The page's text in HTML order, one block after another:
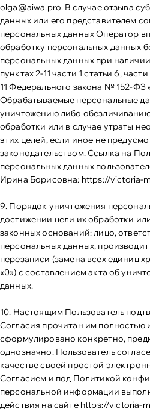
olga@aiwa.pro. В случае отзыва
данных или его представителем
персональных данных Оператор
обработку персональных данных
персональных данных при
пунктах 2-11 части 1 статьи 6,
11 Федерального закона № 152-ФЗ
Обрабатываемые персональные
уничтожению либо
обработки или в случае утраты
этих целей, если иное не
законодательством. Ссылка на
персональных данных
Ирина Борисовна: https://victoria-
9. Порядок уничтожения
достижении цели их обработки
законных оснований: лицо,
персональных данных,
перезаписи (замена всех единиц
«0») с составлением акта об
данных.
10. Настоящим Пользователь
Согласия прочитан им полностью
сформулировано конкретно,
однозначно. Пользователь
качестве своей простой
Согласием и под Политикой
персональной информации
действия на сайте https://victoria-